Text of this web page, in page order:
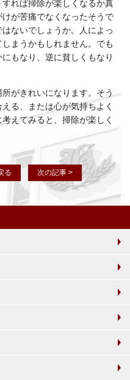
れば掃除が楽しくなるか真
が苦痛でなくなったそうで
ないでしょうか。人によっ
まうかもしれません。でも
もなり、逆に貧しくもなり
がきれいになります。そう
る、または心が気持ちよく
えてみると、掃除が楽しく
る 次の記事 >